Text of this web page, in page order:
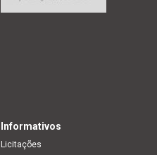
Informativos
Licitações